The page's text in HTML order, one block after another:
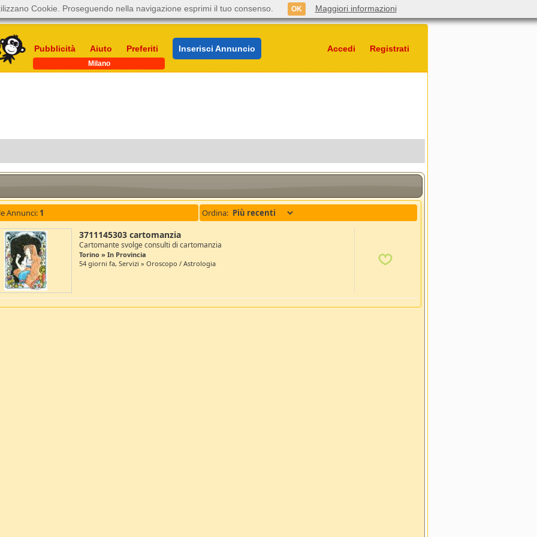
Pubblicità Aiuto Preferiti Inserisci Annuncio Accedi Registrati
Milano
Annunci: 1 Ordina:
3711145303 cartomanzia
Cartomante svolge consulti di cartomanzia
Torino » In Provincia
54 giorni fa, Servizi » Oroscopo / Astrologia
Cookie. Proseguendo nella navigazione esprimi il tuo consenso. OK Maggiori informazioni